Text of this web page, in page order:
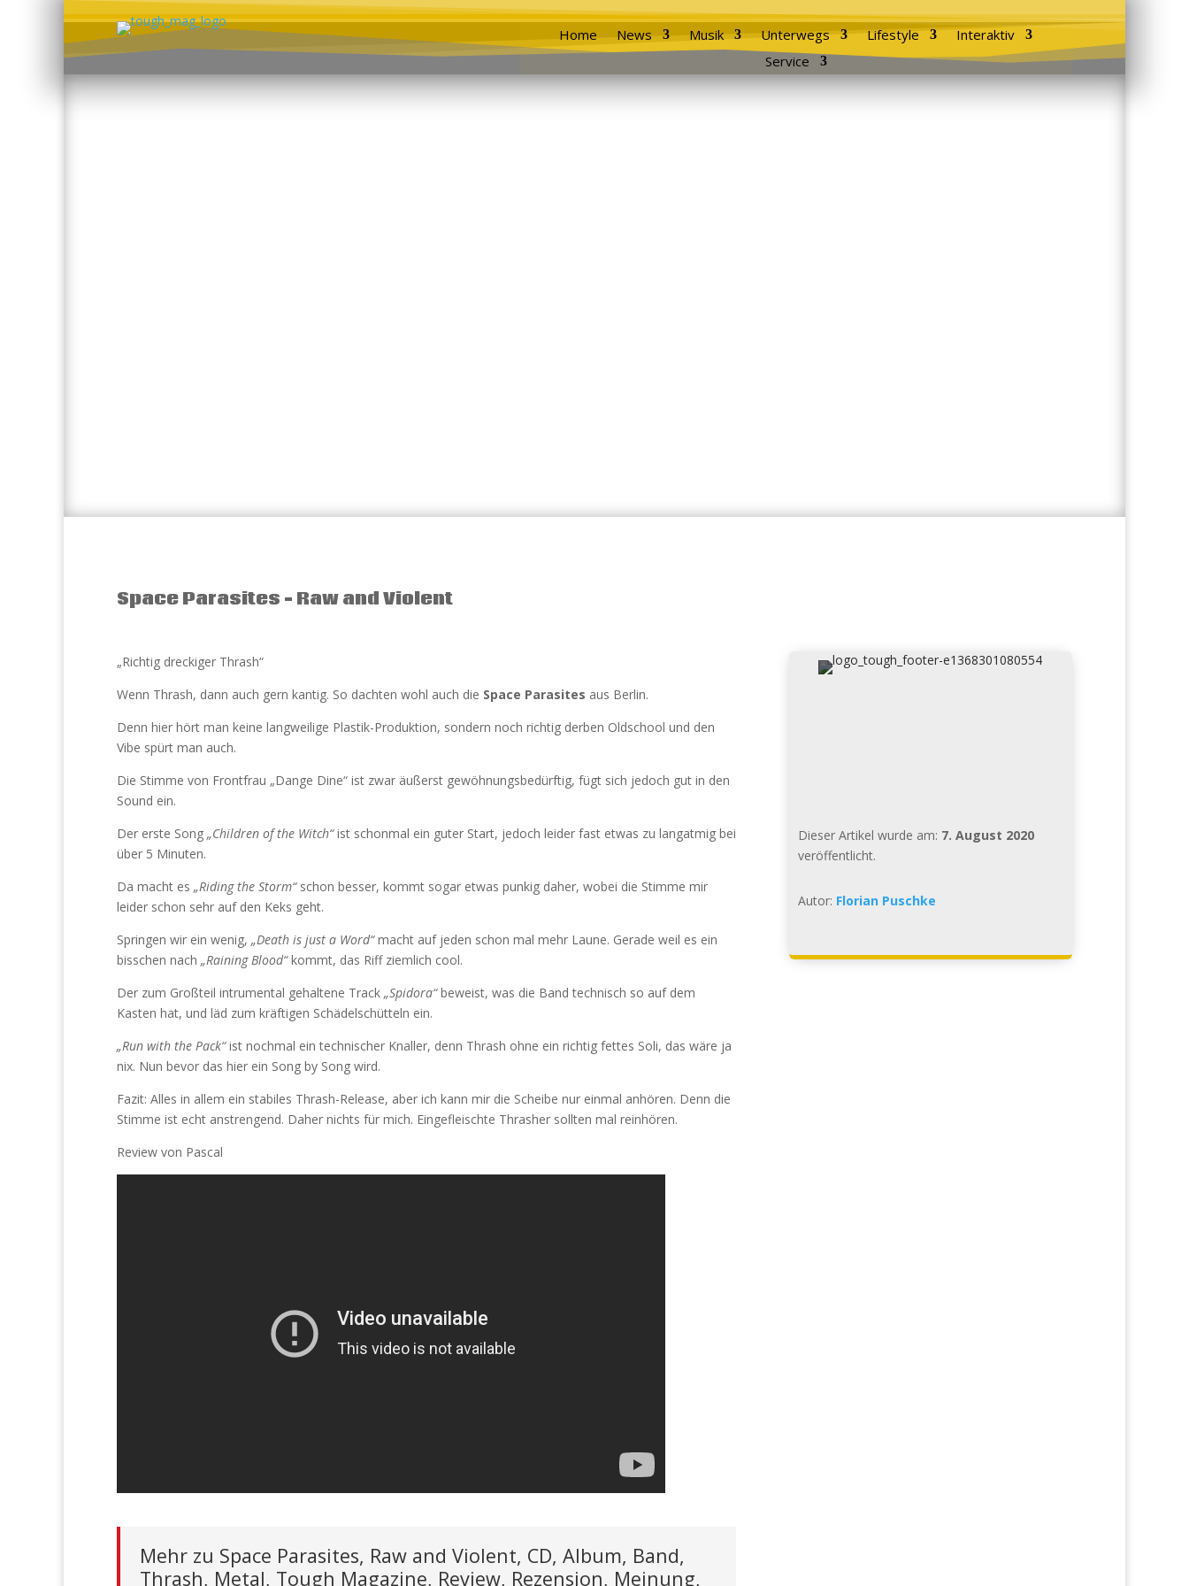
Home News Musik Unterwegs Lifestyle
Interaktiv
Service
Space Parasites – Raw and Violent
„Richtig dreckiger Thrash“
Wenn Thrash, dann auch gern kantig. So dachten wohl auch die Space Parasites aus Berlin.
Denn hier hört man keine langweilige Plastik-Produktion, sondern noch richtig derben Oldschool und den
Vibe spürt man auch.
Die Stimme von Frontfrau „Dange Dine“ ist zwar äußerst gewöhnungsbedürftig, fügt sich jedoch gut in den
Sound ein.
Der erste Song „Children of the Witch“ist schonmal ein guter Start, jedoch leider fast etwas zu langatmig bei
über 5 Minuten.
Da macht es „Riding the Storm“schon besser, kommt sogar etwas punkig daher, wobei die Stimme mir
leider schon sehr auf den Keks geht.
Springen wir ein wenig, „Death is just a Word“macht auf jeden schon mal mehr Laune. Gerade weil es ein
bisschen nach „Raining Blood“kommt, das Riff ziemlich cool.
Der zum Großteil intrumental gehaltene Track „Spidora“beweist, was die Band technisch so auf dem
Kasten hat, und läd zum kräftigen Schädelschütteln ein.
„Run with the Pack“ist nochmal ein technischer Knaller, denn Thrash ohne ein richtig fettes Soli, das wäre ja
nix. Nun bevor das hier ein Song by Song wird.
Fazit: Alles in allem ein stabiles Thrash-Release, aber ich kann mir die Scheibe nur einmal anhören. Denn die
Stimme ist echt anstrengend. Daher nichts für mich. Eingefleischte Thrasher sollten mal reinhören.
Review von Pascal
Mehr zu Space Parasites, Raw and Violent, CD, Album, Band,
Thrash, Metal, Tough Magazine, Review, Rezension, Meinung,
Dieser Artikel wurde am: 7. August 2020
veröffentlicht.
Autor: Florian Puschke